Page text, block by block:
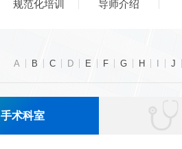
规范化培训 导师介绍
A B C D E F G H J
手术科室